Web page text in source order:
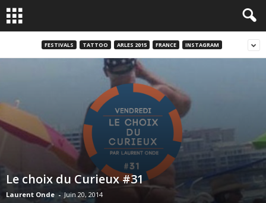
FESTIVALS TATTOO ARLES 2015 FRANCE INSTAGRAM
Le choix du Curieux #31
Laurent Onde - Juin 20, 2014